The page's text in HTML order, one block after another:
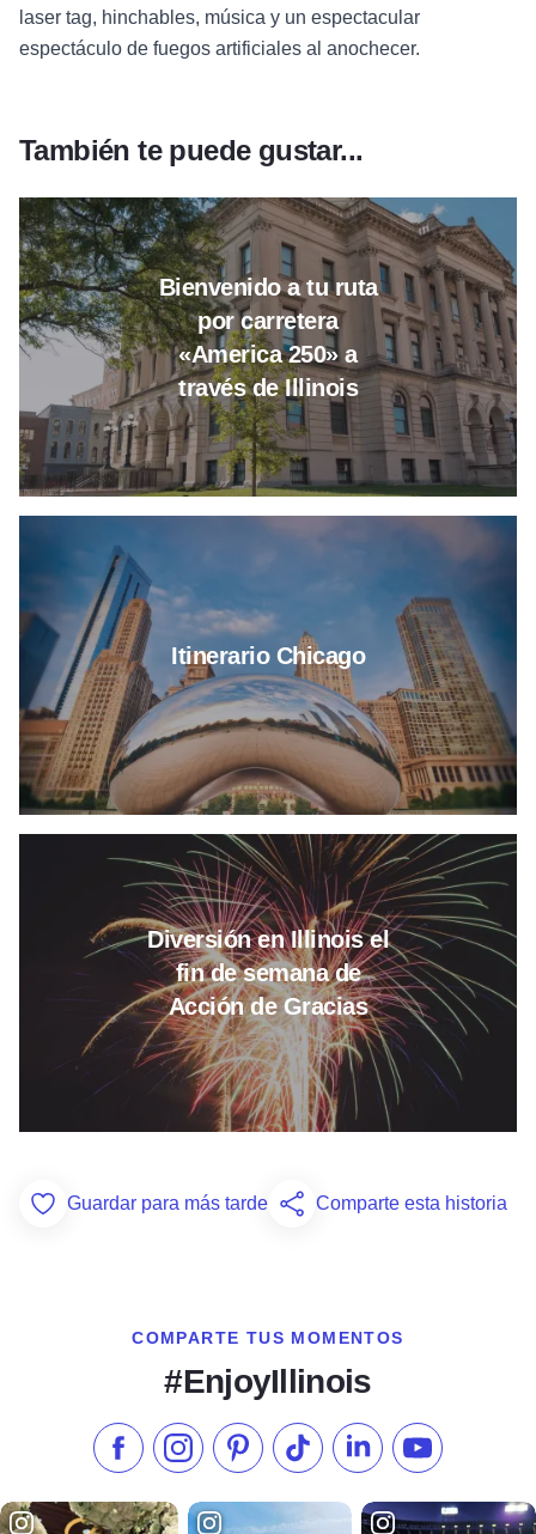
laser tag, hinchables, música y un espectacular
espectáculo de fuegos artificiales al anochecer.
También te puede gustar...
Bienvenido a tu ruta
por carretera
«America 250» a
través de Illinois
Más información sobre
Itinerario Chicago
Más información sobre el
Diversión en Illinois el
fin de semana de
Acción de Gracias
Leer más sobre Diversión en
Add to Favorites
Guardar para más tarde Comparte esta historia
COMPARTE TUS MOMENTOS
#EnjoyIllinois
Síganos en Facebook
Síganos en Instagram
Visite nuestro Pinterest
Síganos en TikTok
Síganos en LinkedIn
Suscríbase a